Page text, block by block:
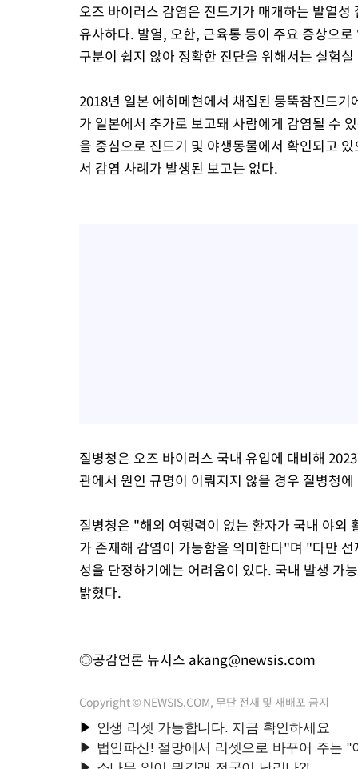
오즈 바이러스 감염은 진드기가 매개하는 발열
유사하다. 발열, 오한, 근육통 등이 주요 증상으
구분이 쉽지 않아 정확한 진단을 위해서는 실험
2018년 일본 에히메현에서 채집된 뭉뚝참진드
가 일본에서 추가로 보고돼 사람에게 감염될 수
을 중심으로 진드기 및 야생동물에서 확인되고
서 감염 사례가 발생된 보고는 없다.
질병청은 오즈 바이러스 국내 유입에 대비해
관에서 원인 규명이 이뤄지지 않을 경우 질병청
질병청은 "해외 여행력이 없는 환자가 국내 야외
가 존재해 감염이 가능함을 의미한다"며 "다만
성을 단정하기에는 어려움이 있다. 국내 발생 가
밝혔다.
◎공감언론 뉴시스 akang@newsis.com
Copyright © NEWSIS.COM, 무단 전재 및 재배포 금지